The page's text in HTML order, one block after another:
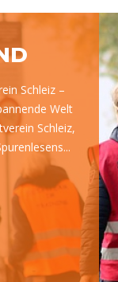
Schleiz –
Welt
Schleiz,